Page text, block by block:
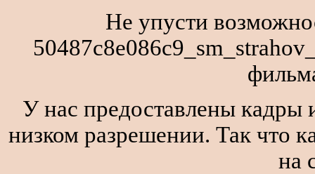
Не упусти
У нас предоставлены кадры
низком разрешении. Так что
на